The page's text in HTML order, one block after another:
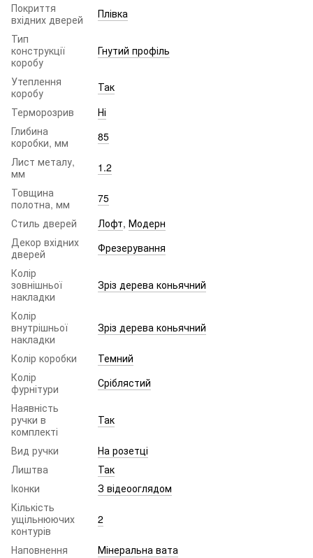
Покриття
вхідних дверей
Плівка
Тип
конструкції
коробу
Гнутий профіль
Утеплення
коробу
Так
Терморозрив
Ні
Глибина
коробки, мм
85
Лист металу,
мм
1.2
Товщина
полотна, мм
75
Стиль дверей
Лофт, Модерн
Декор вхідних
дверей
Фрезерування
Колір
зовнішньої
накладки
Зріз дерева коньячний
Колір
внутрішньої
накладки
Зріз дерева коньячний
Колір коробки
Темний
Колір
фурнітури
Сріблястий
Наявність
ручки в
комплекті
Так
Вид ручки
На розетці
Лиштва
Так
Іконки
З відеооглядом
Кількість
ущільнюючих
контурів
2
Наповнення
Мінеральна вата